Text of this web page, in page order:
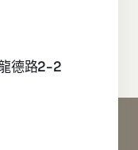
德路2-2